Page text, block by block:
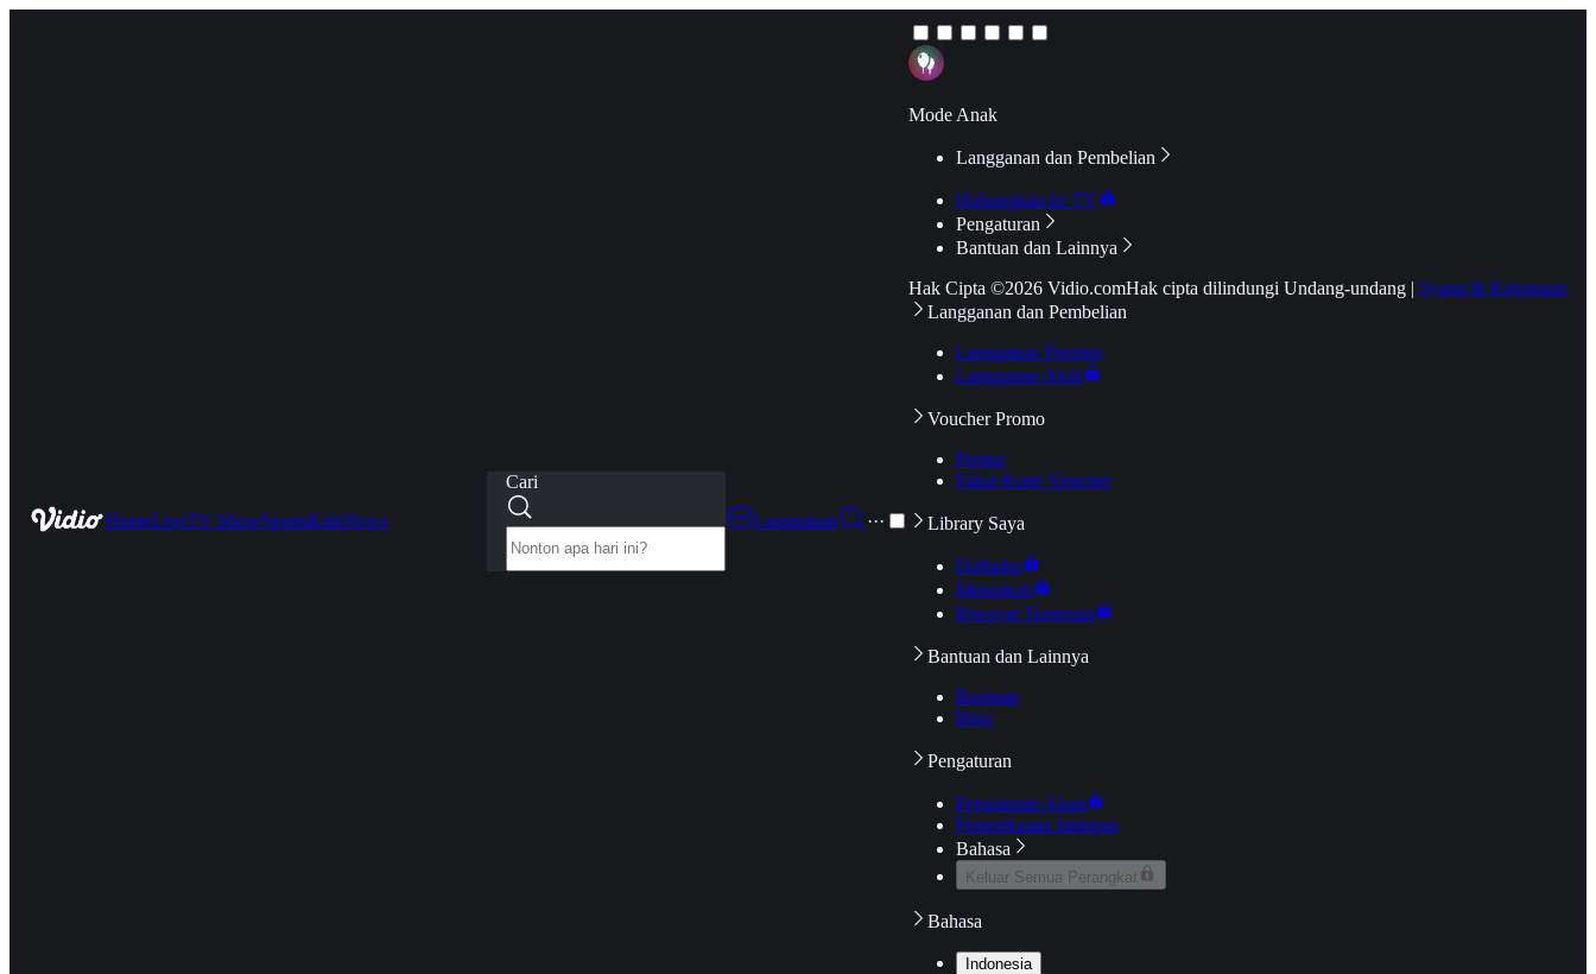
HomeLiveTV ShowSportsKidsNews
Cari
Langganan
···
Mode Anak
Langganan dan Pembelian
Hubungkan ke TV
Pengaturan
Bantuan dan Lainnya
Hak Cipta ©2026 Vidio.comHak cipta dilindungi Undang-undang | Syarat & Ketentuan
Langganan dan Pembelian
Langganan Premier
Langganan Aktif
Voucher Promo
Promo
Pakai Kode Voucher
Library Saya
Daftarku
Mengikuti
Riwayat Tontonan
Bantuan dan Lainnya
Bantuan
Blog
Pengaturan
Pengaturan Akun
Pemeriksaan Jaringan
Bahasa
Keluar Semua Perangkat
Bahasa
Indonesia